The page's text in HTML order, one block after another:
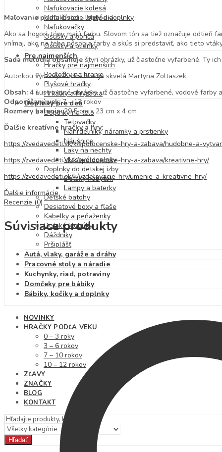
Nafukovacie kolesá
Nafukovacie lopty a doplnky
Nafukovačky
Osušky a pončá
Osušky a plienky
Pre najmenších
Hračky pre najmenších
Podložky na hranie
Plyšové hračky
Hrkálky a hryzátka
Doplnky pre deti
Doplnky na telo
Tetovačky
Náhrdelníky, náramky a prstienky
Náušnice
Laky na nechty
Vlasové doplnky
Doplnky do detskej izby
Detský nábytok
Lampy a baterky
Detské batohy
Desiatové boxy a fľaše
Kabelky a peňaženky
Detské klobúky
Dáždniky
Pršiplášť
Autá, vlaky, garáže a dráhy
Pracovné stoly a náradie
Kuchynky, riad, potraviny
Domčeky pre bábiky
Bábiky, kočíky a doplnky
NOVINKY
HRAČKY PODĽA VEKU
0 – 3 roky
3 – 6 rokov
7 – 10 rokov
10 – 12 rokov
ZĽAVY
ZNAČKY
BLOG
KONTAKT
Hľadať
Maľovanie podľa čísiel – Melódia
Ako sa hovorí, tóny majú farbu. Slovom tón sa tiež označuje odtieň
vnímaj, ako na teba pôsobia farby a skús si predstaviť, ako tieto
Sada melódia obsahuje štyri obrázky, už čiastočne vyfarbené. Ty
Autorkou výrazných obrázkov je skvelá Martyna Zoltaszek.
Obsah: 4 ilustrované obrázky, už čiastočne vyfarbené, vodové farby
Odporúčaný vek:7 – 13 rokov
Rozmery balenia:29,5 cm x 23 cm x 4 cm
Ďalšie kreatívne hračky a hry:
https://zvedavedeti.sk/k/spolocenske-hry-a-zabava/hudobne-a-
https://zvedavedeti.sk/k/spolocenske-hry-a-zabava/kreativne-hry/
https://zvedavedeti.sk/k/vzdelavacie-hry/umenie-a-kreativne-hry/
Ďalšie informácie
Recenzie (0)
Súvisiace produkty